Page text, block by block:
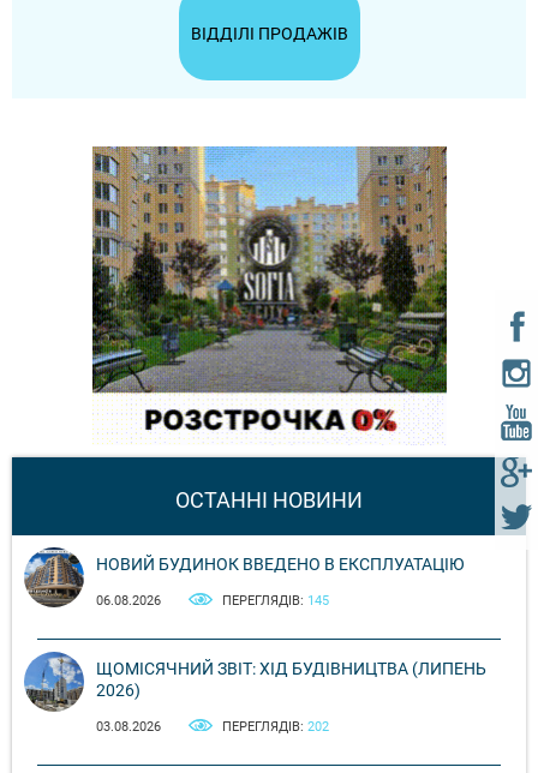
ВІДДІЛІ ПРОДАЖІВ
ОСТАННІ НОВИНИ
НОВИЙ БУДИНОК ВВЕДЕНО В ЕКСПЛУАТАЦІЮ
06.08.2026 ПЕРЕГЛЯДІВ: 145
ЩОМІСЯЧНИЙ ЗВІТ: ХІД БУДІВНИЦТВА (ЛИПЕНЬ
2026)
03.08.2026 ПЕРЕГЛЯДІВ: 202